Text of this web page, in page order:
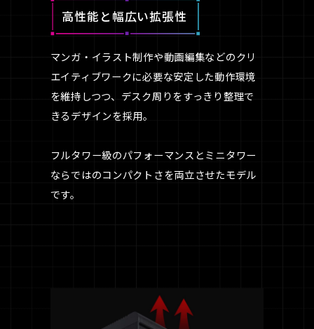
高性能と幅広い拡張性
マンガ・イラスト制作や動画編集などのクリ
エイティブワークに必要な安定した動作環境
を維持しつつ、デスク周りをすっきり整理で
きるデザインを採用。
フルタワー級のパフォーマンスとミニタワー
ならではのコンパクトさを両立させたモデル
です。